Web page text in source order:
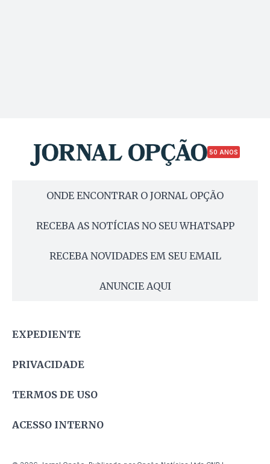
50 ANOS
ONDE ENCONTRAR O JORNAL OPÇÃO
RECEBA AS NOTÍCIAS NO SEU WHATSAPP
RECEBA NOVIDADES EM SEU EMAIL
ANUNCIE AQUI
EXPEDIENTE
PRIVACIDADE
TERMOS DE USO
ACESSO INTERNO